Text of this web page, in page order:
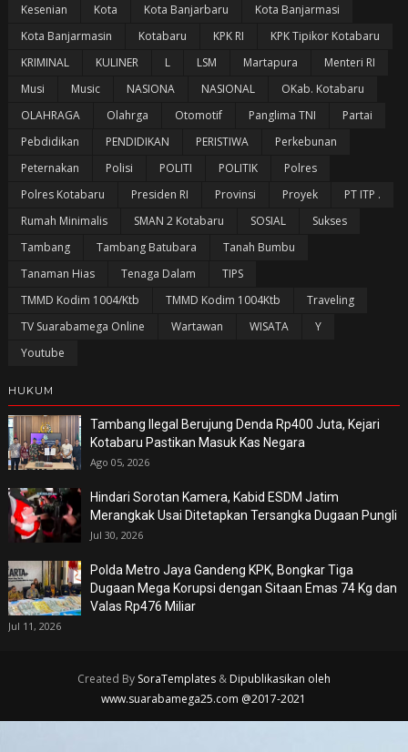
Kesenian
Kota Kota Banjarbaru
Kota Banjarmasi
Kota Banjarmasin
Kotabaru KPK RI
KPK Tipikor Kotabaru
KRIMINAL
KULINER L LSM Martapura
Menteri RI
Musi
Music NASIONA NASIONAL
OKab. Kotabaru
OLAHRAGA
Olahrga Otomotif Panglima TNI
Partai
Pebdidikan
PENDIDIKAN PERISTIWA
Perkebunan
Peternakan
Polisi POLITI POLITIK
Polres
Polres Kotabaru
Presiden RI Provinsi Proyek
PT ITP .
Rumah Minimalis
SMAN 2 Kotabaru SOSIAL
Sukses
Tambang
Tambang Batubara
Tanah Bumbu
Tanaman Hias
Tenaga Dalam
TIPS
TMMD Kodim 1004/Ktb
TMMD Kodim 1004Ktb
Traveling
TV Suarabamega Online
Wartawan WISATA
Y
Youtube
HUKUM
Tambang Ilegal Berujung Denda Rp400 Juta, Kejari
Kotabaru Pastikan Masuk Kas Negara
Ago 05, 2026
Hindari Sorotan Kamera, Kabid ESDM Jatim
Merangkak Usai Ditetapkan Tersangka Dugaan Pungli
Jul 30, 2026
Polda Metro Jaya Gandeng KPK, Bongkar Tiga
Dugaan Mega Korupsi dengan Sitaan Emas 74 Kg dan
Valas Rp476 Miliar
Jul 11, 2026
Created By SoraTemplates& Dipublikasikan oleh
www.suarabamega25.com @2017-2021